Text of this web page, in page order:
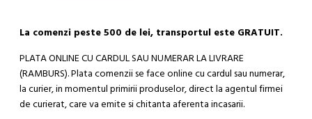
La comenzi peste 500 de lei, transportul este GRATUIT.
PLATA ONLINE CU CARDUL SAU NUMERAR LA LIVRARE
(RAMBURS). Plata comenzii se face online cu cardul sau numerar,
la curier, in momentul primirii produselor, direct la agentul firmei
de curierat, care va emite si chitanta aferenta incasarii.